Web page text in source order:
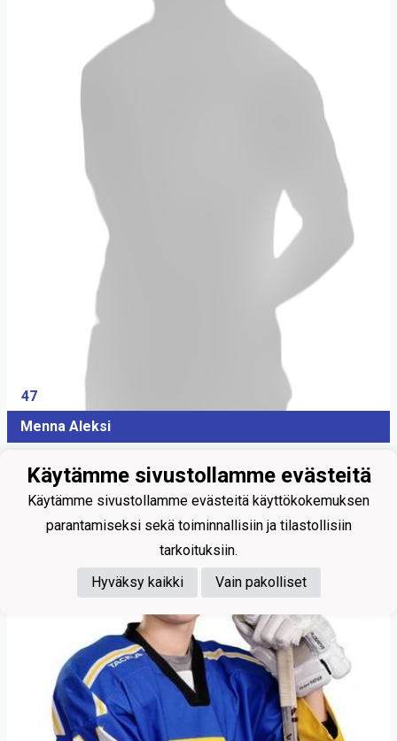
47
Menna Aleksi
Käytämme sivustollamme evästeitä
Käytämme sivustollamme evästeitä käyttökokemuksen
parantamiseksi sekä toiminnallisiin ja tilastollisiin
tarkoituksiin.
Hyväksy kaikki
Vain pakolliset